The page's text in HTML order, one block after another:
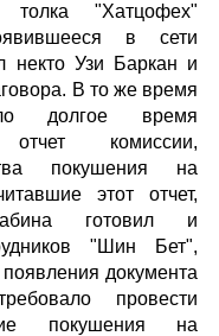
толка "Хатцофех"
в сети
некто Узи Баркан и
В то же время
долгое время
комиссии,
покушения на
этот отчет,
готовил и
"Шин Бет",
документа
провести
покушения на